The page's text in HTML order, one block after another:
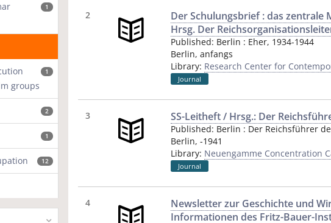
2
Der Schulungsbrief : das zentrale
Hrsg. Der
Published: Berlin : Eher, 1934-1944
Berlin, anfangs
Library: Research Center for
Journal
3 SS-Leitheft / Hrsg.: Der
Published: Berlin : Der Reichsführer
Berlin, -1941
Library: Neuengamme Concentration
Journal
4
Newsletter zur Geschichte und
Informationen des Fritz-Bauer-
1
groups
1
2
1
12